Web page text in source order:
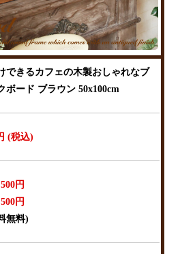
できるカフェの木製おしゃれなブ
ボード ブラウン 50x100cm
(税込)
円
円
無料)